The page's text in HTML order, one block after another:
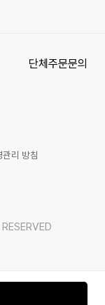
단체주문문의
리 방침